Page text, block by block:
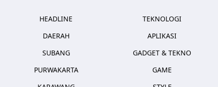
HEADLINE
DAERAH
SUBANG
PURWAKARTA
TEKNOLOGI
APLIKASI
GADGET & TEKNO
GAME